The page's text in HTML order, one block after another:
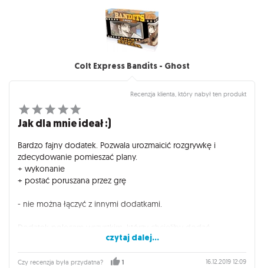
Colt Express Bandits - Ghost
Recenzja klienta, który nabył ten produkt
Jak dla mnie ideał :)
Bardzo fajny dodatek. Pozwala urozmaicić rozgrywkę i
zdecydowanie pomieszać plany.
+ wykonanie
+ postać poruszana przez grę
- nie można łączyć z innymi dodatkami.
powiewu świeżości grze. Mając wszystkie minidodatki z serii
Bandit nie ograniczmy graczom wyboru postaci.
Zdecydowanie polecam.
czytaj dalej...
Czy recenzja była przydatna? 1 16.12.2019 12:09